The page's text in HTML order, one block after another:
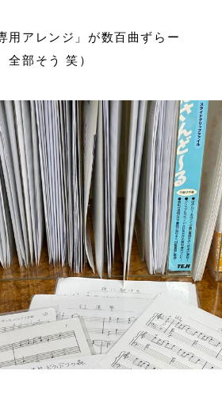
用アレンジ」が数百曲ずらー
全部そう 笑）